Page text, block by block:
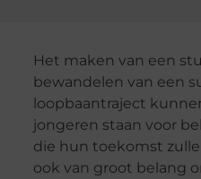
Het maken van een
bewandelen van een
loopbaantraject
jongeren staan voor
die hun toekomst
ook van groot belang